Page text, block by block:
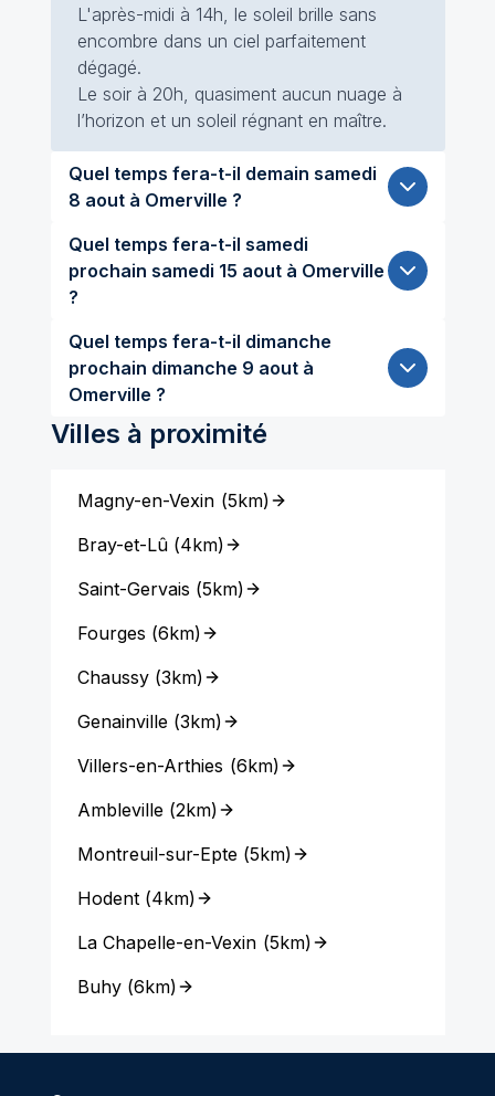
L'après-midi à 14h, le soleil brille sans
encombre dans un ciel parfaitement
dégagé.
Le soir à 20h, quasiment aucun nuage à
l’horizon et un soleil régnant en maître.
Quel temps fera-t-il demain samedi
8 aout à Omerville ?
Quel temps fera-t-il samedi
prochain samedi 15 aout à Omerville
?
Quel temps fera-t-il dimanche
prochain dimanche 9 aout à
Omerville ?
Villes à proximité
Magny-en-Vexin (5km)
Bray-et-Lû(4km)
Saint-Gervais (5km)
Fourges (6km)
Chaussy(3km)
Genainville(3km)
Villers-en-Arthies (6km)
Ambleville(2km)
Montreuil-sur-Epte(5km)
Hodent(4km)
La Chapelle-en-Vexin (5km)
Buhy(6km)